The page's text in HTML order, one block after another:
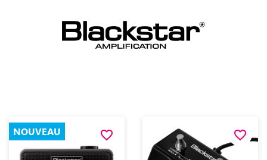
NOUVEAU favorite_border favorite_border